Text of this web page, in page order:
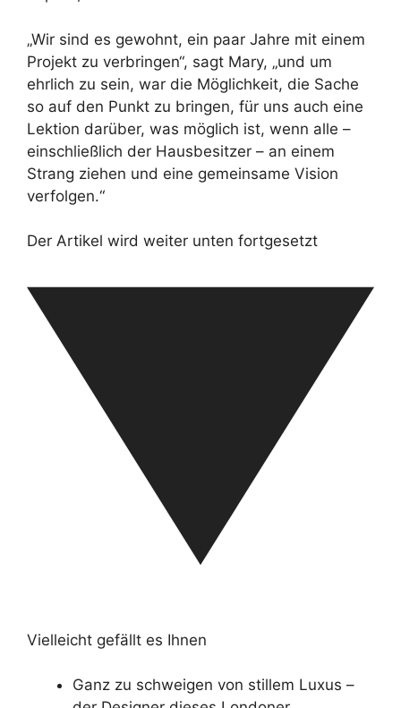
„Wir sind es gewohnt, ein paar Jahre mit einem
Projekt zu verbringen“, sagt Mary, „und um
ehrlich zu sein, war die Möglichkeit, die Sache
so auf den Punkt zu bringen, für uns auch eine
Lektion darüber, was möglich ist, wenn alle –
einschließlich der Hausbesitzer – an einem
Strang ziehen und eine gemeinsame Vision
verfolgen.“
Der Artikel wird weiter unten fortgesetzt
Vielleicht gefällt es Ihnen
Ganz zu schweigen von stillem Luxus –